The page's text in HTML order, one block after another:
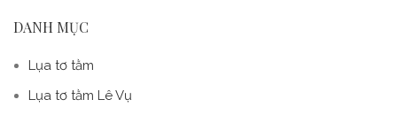
DANH MỤC
Lụa tơ tằm
Lụa tơ tằm Lê Vụ